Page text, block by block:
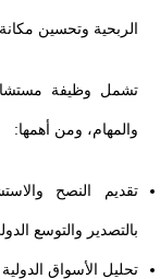
الربحية وتحسين
تشمل وظيفة
والمهام، ومن أهمها:
تقديم النصح
بالتصدير والتوسع
تحليل الأسواق